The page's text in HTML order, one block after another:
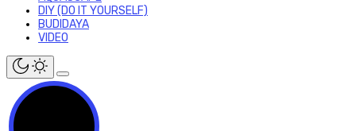
DIY (DO IT YOURSELF)
BUDIDAYA
VIDEO